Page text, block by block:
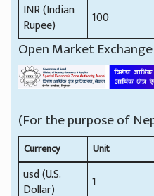
INR (Indian
Rupee)
100
Open Market
(For the purpose of
Currency Unit
usd (U.S.
Dollar)
1